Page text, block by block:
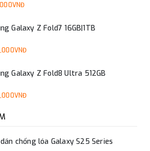
Galaxy Z Fold7 16GB|1TB
Galaxy Z Fold8 Ultra 512GB
chống lóa Galaxy S25 Series